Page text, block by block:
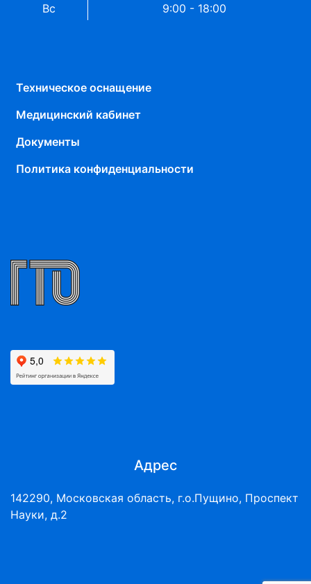
Вс
9:00 - 18:00
Техническое оснащение
Медицинский кабинет
Документы
Политика конфиденциальности
Адрес
142290, Московская область, г.о.Пущино, Проспект
Науки, д.2